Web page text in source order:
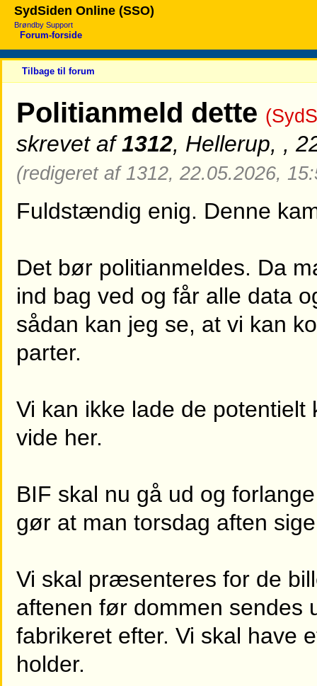
SydSiden Online (SSO)
Brøndby Support
Forum-forside
Tilbage til forum
Politianmeld dette
skrevet af1312, Hellerup, ,
(redigeret af 1312, 22.05.2026,
Fuldstændig enig. Denne
Det bør politianmeldes. Da
ind bag ved og får alle data
sådan kan jeg se, at vi kan
parter.
Vi kan ikke lade de
vide her.
BIF skal nu gå ud og
gør at man torsdag aften
Vi skal præsenteres for de
aftenen før dommen sendes
fabrikeret efter. Vi skal have
holder.